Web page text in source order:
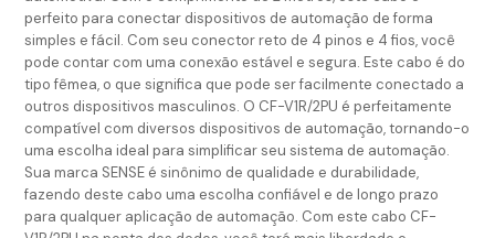
perfeito para conectar dispositivos de automação de forma
simples e fácil. Com seu conector reto de 4 pinos e 4 fios, você
pode contar com uma conexão estável e segura. Este cabo é do
tipo fêmea, o que significa que pode ser facilmente conectado a
outros dispositivos masculinos. O CF-V1R/2PU é perfeitamente
compatível com diversos dispositivos de automação, tornando-o
uma escolha ideal para simplificar seu sistema de automação.
Sua marca SENSE é sinônimo de qualidade e durabilidade,
fazendo deste cabo uma escolha confiável e de longo prazo
para qualquer aplicação de automação. Com este cabo CF-